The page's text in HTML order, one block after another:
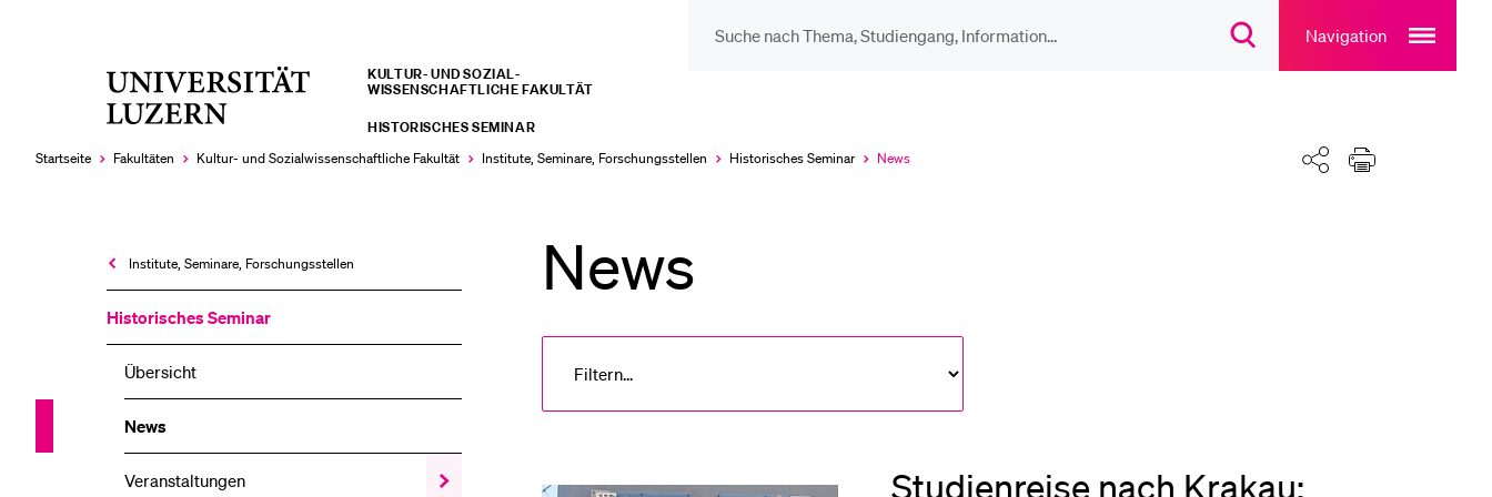
SuchdialogNavigation
main
navigation
Universität
KULTUR- UND SOZIAL­­­
WISSENSCHAFTLICHE FAKULTÄT
HISTORISCHES SEMINAR
Startseite
Fakultäten Kultur- und Sozial­­wissenschaftliche Fakultät Institute, Seminare, Forschungsstellen Historisches Seminar
Aktuell
News Teilen Drucken
Institute, Seminare, Forschungsstellen
Historisches Seminar
Übersicht
News
Veranstaltungen
Zeige
News
Studienreise nach Krakau:
LETZTE SUCHEN
Sie haben noch keine Suche getätigt.
DIE UNI FÜR…
Schulklassen und
Studien­interessierte
Sportangebot